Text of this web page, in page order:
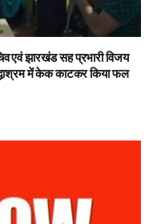
एवं झारखंड सह प्रभारी विजय
में केक काटकर किया फल